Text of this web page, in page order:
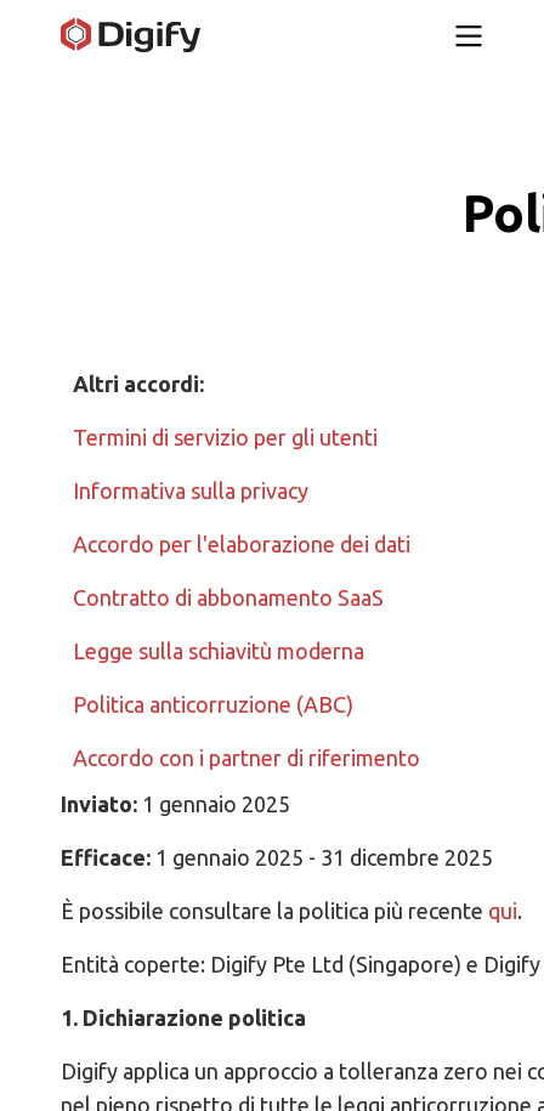
Inviato: 1 gennaio 2025
Efficace: 1 gennaio 2025 - 31 dicembre 2025
È possibile consultare la politica più recente qui.
Entità coperte: Digify Pte Ltd (Singapore) e
1. Dichiarazione politica
Digify applica un approccio a tolleranza zero nei
nel pieno rispetto di tutte le leggi anticorruzione
Altri accordi:
Termini di servizio per gli utenti
Informativa sulla privacy
Accordo per l'elaborazione dei dati
Contratto di abbonamento SaaS
Legge sulla schiavitù moderna
Politica anticorruzione (ABC)
Accordo con i partner di riferimento